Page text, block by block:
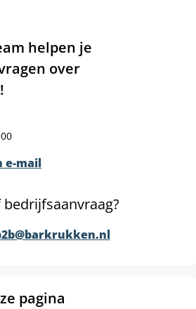
helpen je
over
e-mail
pagina